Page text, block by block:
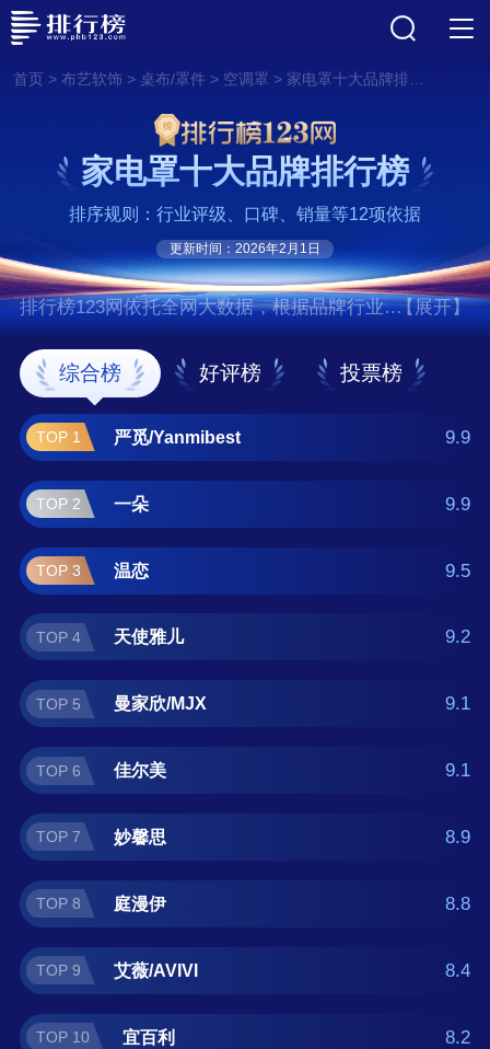
首页> 布艺软饰 > 桌布/罩件 > 空调罩 > 家电罩十大品牌排行榜
家电罩十大品牌排行榜
排序规则：行业评级、口碑、销量等12项依据
更新时间：2026年2月1日
排行榜123网依托全网大数据，根据品牌行业评
级、口碑、销量等12项指标依据，评选出了家
电罩十大品牌排行榜，前十名分别是严
觅/Yanmibest、一朵、温恋、天使雅儿、曼家
欣/MJX、佳尔美、妙馨思、庭漫伊、艾
薇/AVIVI、宜百利 。如果您正在查找家电罩什
么牌子好？那么本家电罩十大品牌榜单可供您
作为选购参考，我们致力于用最真实的数据提
供家电罩品牌推荐，让您选得放心。(榜单每月
更新一次)
【展开】
综合榜 好评榜 投票榜
TOP 1 严觅/Yanmibest 9.9
TOP 2 一朵 9.9
TOP 3 温恋 9.5
TOP 4 天使雅儿 9.2
TOP 5 曼家欣/MJX 9.1
TOP 6 佳尔美 9.1
TOP 7 妙馨思 8.9
TOP 8 庭漫伊 8.8
TOP 9 艾薇/AVIVI 8.4
TOP 10 宜百利 8.2